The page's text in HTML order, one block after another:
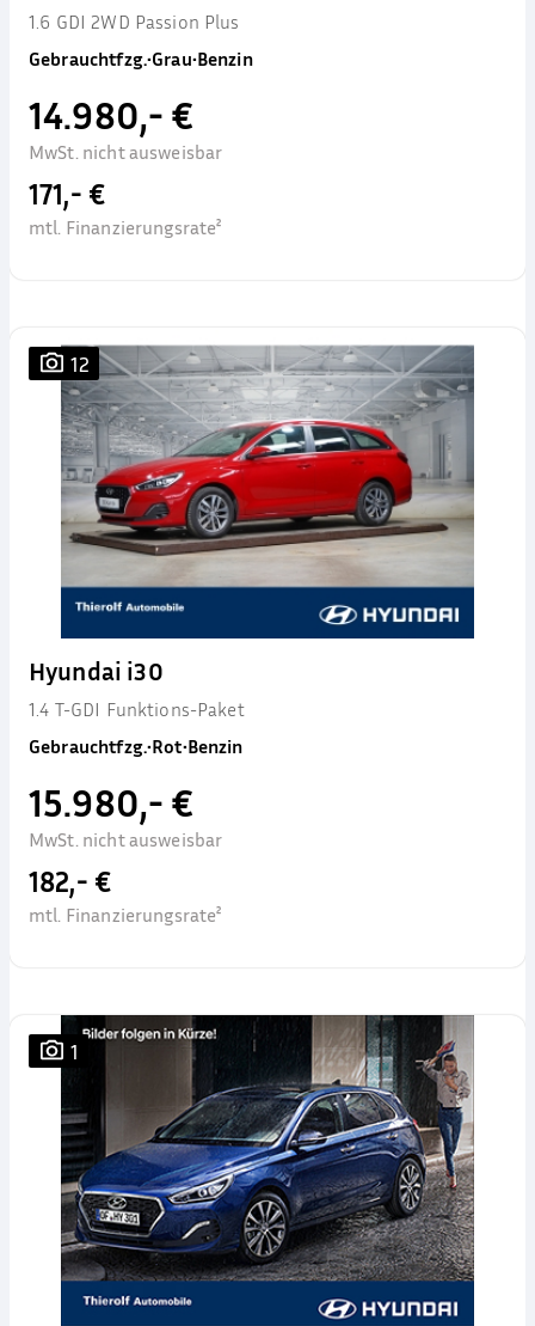
1.6 GDI 2WD Passion Plus
Gebrauchtfzg.•Grau•Benzin
14.980,- €
MwSt. nicht ausweisbar
171,- €
mtl. Finanzierungsrate²
12
Hyundai i30
1.4 T-GDI Funktions-Paket
Gebrauchtfzg.•Rot•Benzin
15.980,- €
MwSt. nicht ausweisbar
182,- €
mtl. Finanzierungsrate²
1